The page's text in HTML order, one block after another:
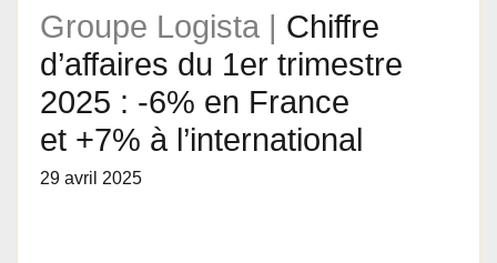
Groupe Logista | Chiffre
d’affaires du 1er trimestre
2025 : -6% en France
et +7% à l’international
29 avril 2025